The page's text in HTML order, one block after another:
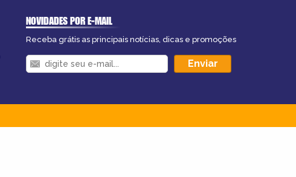
NOVIDADES POR E-MAIL
Receba grátis as principais notícias, dicas e promoções